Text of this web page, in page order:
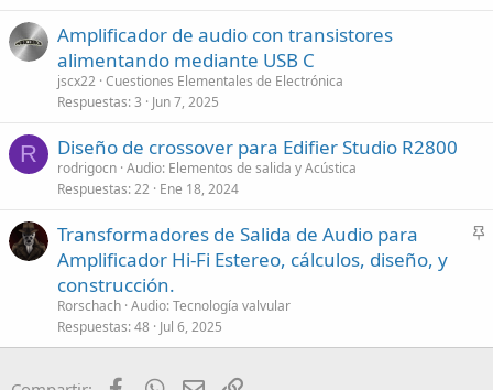
Amplificador de audio con transistores
alimentando mediante USB C
jscx22 Cuestiones Elementales de Electrónica
Respuestas 3 Jun 7, 2025
R Diseño de crossover para Edifier Studio R2800
rodrigocn Audio: Elementos de salida y Acústica
Respuestas 22 Ene 18, 2024
A
d
Transformadores de Salida de Audio para
Amplificador Hi-Fi Estereo, cálculos, diseño, y
construcción.
Rorschach Audio: Tecnología valvular
Respuestas 48 Jul 6, 2025